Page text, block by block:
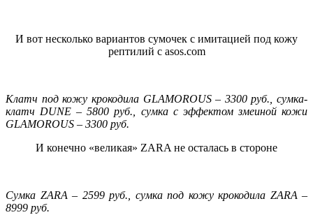
И вот несколько вариантов сумочек с имитацией под кожу
рептилий c asos.com
Клатч под кожу крокодила GLAMOROUS – 3300 руб., сумка-
клатч DUNE – 5800 руб., сумка с эффектом змеиной кожи
GLAMOROUS – 3300 руб.
И конечно «великая» ZARA не осталась в стороне
Сумка ZARA – 2599 руб., сумка под кожу крокодила ZARA –
8999 руб.